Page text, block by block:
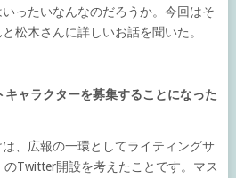
ったいなんなのだろうか。今回はそ
松木さんに詳しいお話を聞いた。
ャラクターを募集することになった
、広報の一環としてライティングサ
のTwitter開設を考えたことです。マス